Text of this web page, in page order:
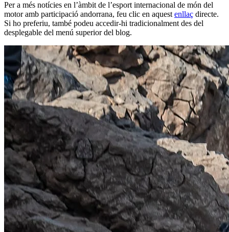
Per a més notícies en l’àmbit de l’esport internacional de món del
motor amb participació andorrana, feu clic en aquest enllaç directe.
Si ho preferiu, també podeu accedir-hi tradicionalment des del
desplegable del menú superior del blog.